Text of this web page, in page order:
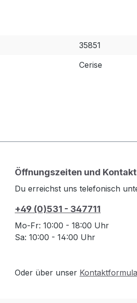
35851
Cerise
Öffnungszeiten und Kontakt
Du erreichst uns telefonisch
+49 (0)531 - 347711
Mo-Fr: 10:00 - 18:00 Uhr
Sa: 10:00 - 14:00 Uhr
Oder über unser